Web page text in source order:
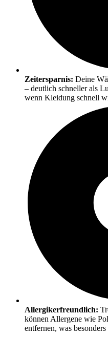
Zeitersparnis: Deine
– deutlich schneller als
wenn Kleidung schnell
Allergikerfreundlich:
können Allergene wie
entfernen, was